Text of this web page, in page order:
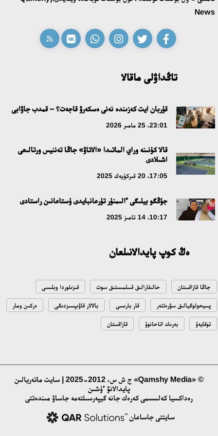
قازاق تىلىندەگى «قۇت» كونسەپتىسىنىڭ لينگۆومادەني سيپاتى
ابايدىڭ ادام تاربيەسى تۋرالى كوزقاراستارىنىڭ وزەكتىلىگى
مە؟
18:16، 20 شىلدە 2026
ۇلتتىق ءارحيۆتىڭ اشىلعانىنا 20 جىل: نەگىزگى جەتىستىكتەرى مەن
دامۋ باعىتى
مەملەكەت باسشىسى كوبەيتۇز كولىنىڭ جاي-كۇيىنە نازار اۋداردى
التىن وردا تاريحىن وقىتۋدىڭ يننوۆاسيالىق تاسىلدەرى ەنگىزىلەدى
قازاقستان ۇقك: ۋاقىت سىن-قاتەرلەرى جانە ۇلتتىق مۇددەنى قورعاۋ
17:49، 13 شىلدە 2026
ناۋقاستاردىڭ ەسەبىنەن بيزنەسىن دوڭگەلەتىپ وتىرعاندارعا باقىلاۋ
News
تاڭداۋلى ماقالا
قۇربان ايت كەزىندە نەنى ەسكەرۋ قاجەت؟ – قمدب جاۋابى
23:01، 25 مامىر 2026
قالا كۇنىنە وراي الماتىدا «الاتاۋ» جاڭا تەننيس ورتالىعى
اشىلادى
17:05، 20 قىركۇيەك 2025
جۇڭگو بيلىگى ءالىمنۇر تۇرعانبايدى ۇستاعانىن راستادى
10:17، 14 تامىز 2025
ەڭ كوپ پايدالانىلعان
جاڭا قازاقستان حالىقارالىق قىىلمىستىق سوت قىزىلوردا وبلىسى
پسيحولوگيالىق سۋرەتتەر قار بارىسى بالالار قاۋىپسىزدىگى ەركىن ومار
توقايەۆ بەرىك اتاحانوۆ قازاقستان
© «Qamshy Media» ج ش س، 2012-2025 | سايت ماتەريالىن
پايدالانۋ ءۇشىن
رەداكسيا كەلىسىمى كەرەك جانە گيپەرسىلتەمە جاساۋ مىندەتتى
سايتتى جاساعان